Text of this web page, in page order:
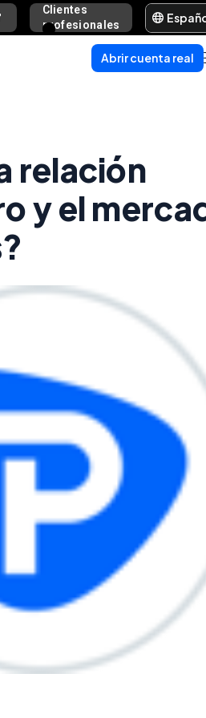
Clientes
profesionales
Ayuda y
Abrir cuenta real
relación
y el